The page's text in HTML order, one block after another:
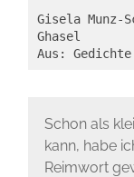
Gisela Munz-
Ghasel
Aus: Gedichte
Schon als
kann, habe
Reimwort